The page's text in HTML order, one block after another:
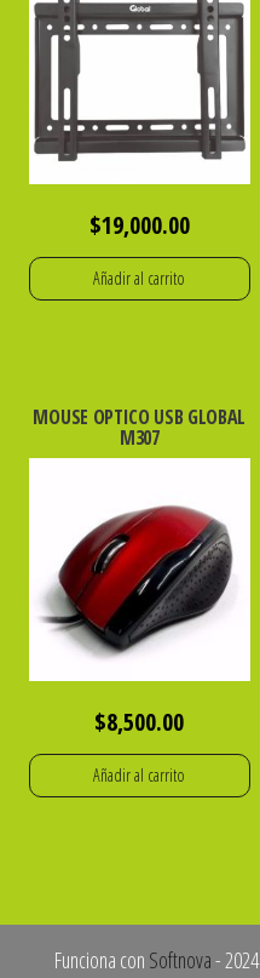
$19,000.00
Añadir al carrito
MOUSE OPTICO USB GLOBAL
M307
$8,500.00
Añadir al carrito
Funciona con Softnova- 2024